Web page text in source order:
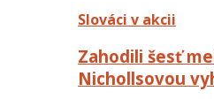
Slováci v akcii
Zahodili šesť
Nichollsovou